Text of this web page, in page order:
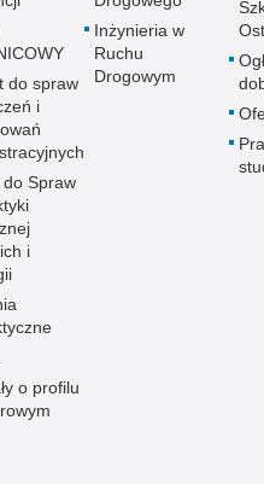
do spraw
i
do Spraw
i
o profilu
Inżynieria w
Ruchu
Drogowym